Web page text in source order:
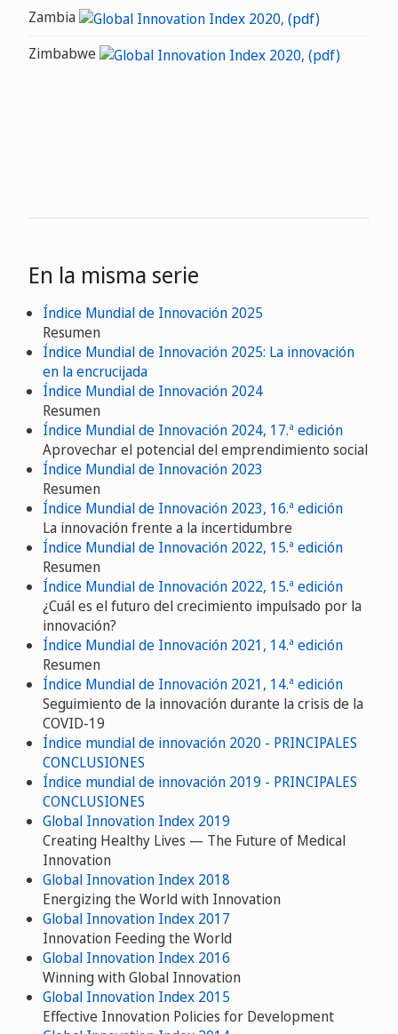
Zambia
Zimbabwe
En la misma serie
Índice Mundial de Innovación 2025
Resumen
Índice Mundial de Innovación 2025: La innovación
en la encrucijada
Índice Mundial de Innovación 2024
Resumen
Índice Mundial de Innovación 2024, 17.ª edición
Aprovechar el potencial del emprendimiento social
Índice Mundial de Innovación 2023
Resumen
Índice Mundial de Innovación 2023, 16.ª edición
La innovación frente a la incertidumbre
Índice Mundial de Innovación 2022, 15.ª edición
Resumen
Índice Mundial de Innovación 2022, 15.ª edición
¿Cuál es el futuro del crecimiento impulsado por la
innovación?
Índice Mundial de Innovación 2021, 14.ª edición
Resumen
Índice Mundial de Innovación 2021, 14.ª edición
Seguimiento de la innovación durante la crisis de la
COVID-19
Índice mundial de innovación 2020 - PRINCIPALES
CONCLUSIONES
Índice mundial de innovación 2019 - PRINCIPALES
CONCLUSIONES
Global Innovation Index 2019
Creating Healthy Lives — The Future of Medical
Innovation
Global Innovation Index 2018
Energizing the World with Innovation
Global Innovation Index 2017
Innovation Feeding the World
Global Innovation Index 2016
Winning with Global Innovation
Global Innovation Index 2015
Effective Innovation Policies for Development